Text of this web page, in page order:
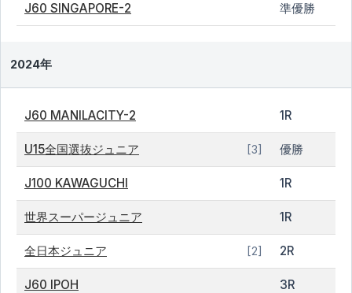
J60 SINGAPORE-2 準優勝
2024年
J60 MANILACITY-2 1R
U15全国選抜ジュニア [3] 優勝
J100 KAWAGUCHI 1R
世界スーパージュニア 1R
全日本ジュニア [2] 2R
J60 IPOH 3R